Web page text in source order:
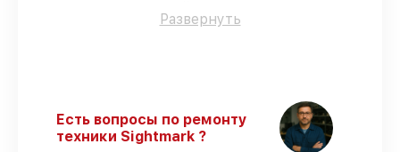
обеспечивает надёжную работу
SM13138HDR в оговоренные сроки.
Официальная гарантия
– все все виды
Развернуть
Есть вопросы по ремонту
техники Sightmark ?